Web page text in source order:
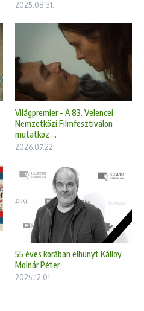
2025.08.31.
Világpremier – A 83. Velencei
Nemzetközi Filmfesztiválon
mutatkoz ...
2026.07.22.
55 éves korában elhunyt Kálloy
Molnár Péter
2025.12.01.